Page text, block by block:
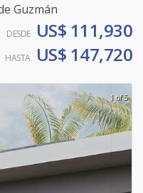
Guzmán
DESDE US$ 111,930
HASTA US$ 147,720
1 of 5